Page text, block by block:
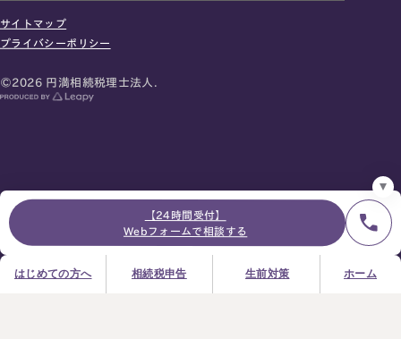
【24時間受付】
Webフォームで相談する
はじめての方へ 相続税申告 生前対策 ホーム
お急ぎの方は電話で面談予約
サイトマップ
プライバシーポリシー
©2026 円満相続税理士法人.